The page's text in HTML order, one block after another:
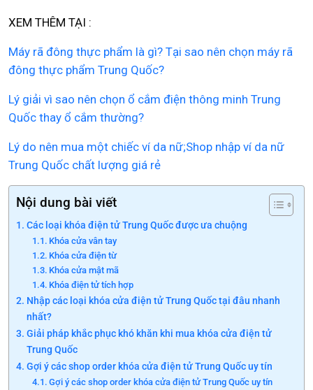
XEM THÊM TẠI :
Máy rã đông thực phẩm là gì? Tại sao nên chọn máy rã
đông thực phẩm Trung Quốc?
Lý giải vì sao nên chọn ổ cắm điện thông minh Trung
Quốc thay ổ cắm thường?
Lý do nên mua một chiếc ví da nữ;Shop nhập ví da nữ
Trung Quốc chất lượng giá rẻ
Nội dung bài viết
Các loại khóa điện tử Trung Quốc được ưa chuộng
Khóa cửa vân tay
Khóa cửa điện từ
Khóa cửa mật mã
Khóa điện tử tích hợp
Nhập các loại khóa cửa điện tử Trung Quốc tại đâu nhanh
nhất?
Giải pháp khắc phục khó khăn khi mua khóa cửa điện tử
Trung Quốc
Gợi ý các shop order khóa cửa điện tử Trung Quốc uy tín
Gợi ý các shop order khóa cửa điện tử Trung Quốc uy tín